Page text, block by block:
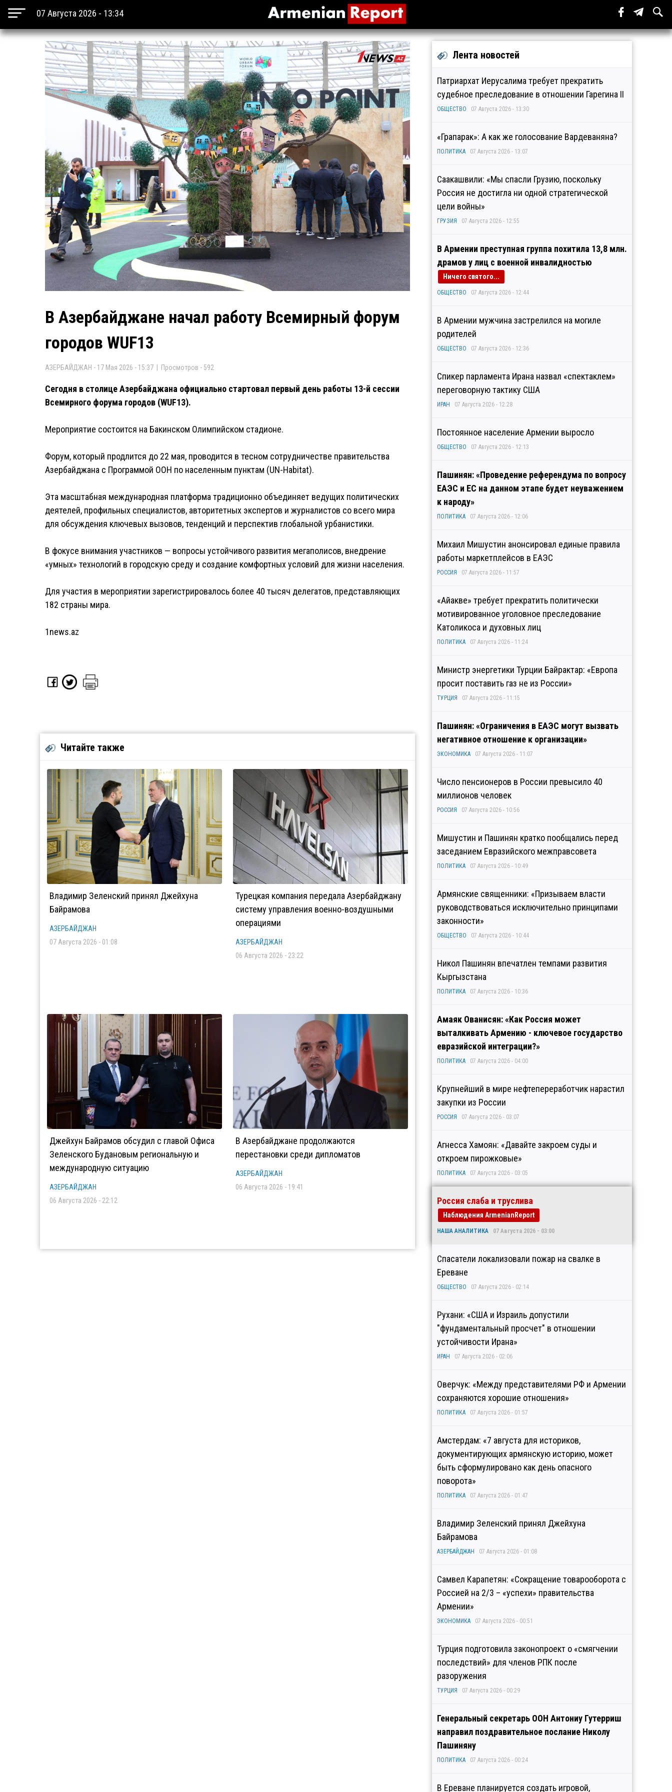
07 Августа 2026 - 13:34
В Азербайджане начал работу Всемирный форум
городов WUF13
АЗЕРБАЙДЖАН - 17 Мая 2026 - 15:37 | Просмотров - 592
Сегодня в столице Азербайджана официально стартовал первый день работы 13-й сессии
Всемирного форума городов (WUF13).
Мероприятие состоится на Бакинском Олимпийском стадионе.
Форум, который продлится до 22 мая, проводится в тесном сотрудничестве правительства
Азербайджана с Программой ООН по населенным пунктам (UN-Habitat).
Эта масштабная международная платформа традиционно объединяет ведущих политических
деятелей, профильных специалистов, авторитетных экспертов и журналистов со всего мира
для обсуждения ключевых вызовов, тенденций и перспектив глобальной урбанистики.
В фокусе внимания участников — вопросы устойчивого развития мегаполисов, внедрение
«умных» технологий в городскую среду и создание комфортных условий для жизни населения.
Для участия в мероприятии зарегистрировалось более 40 тысяч делегатов, представляющих
182 страны мира.
1news.az
Читайте также
Владимир Зеленский принял Джейхуна
Байрамова
АЗЕРБАЙДЖАН
07 Августа 2026 - 01:08
Турецкая компания передала Азербайджану
систему управления военно-воздушными
операциями
АЗЕРБАЙДЖАН
06 Августа 2026 - 23:22
Джейхун Байрамов обсудил с главой Офиса
Зеленского Будановым региональную и
международную ситуацию
АЗЕРБАЙДЖАН
06 Августа 2026 - 22:12
В Азербайджане продолжаются
перестановки среди дипломатов
АЗЕРБАЙДЖАН
06 Августа 2026 - 19:41
Лента новостей
Патриархат Иерусалима требует прекратить
судебное преследование в отношении Гарегина II
ОБЩЕСТВО 07 Августа 2026 - 13:30
«Грапарак»: А как же голосование Вардеваняна?
ПОЛИТИКА 07 Августа 2026 - 13:07
Саакашвили: «Мы спасли Грузию, поскольку
Россия не достигла ни одной стратегической
цели войны»
ГРУЗИЯ 07 Августа 2026 - 12:55
В Армении преступная группа похитила 13,8 млн.
драмов у лиц с военной инвалидностью
Ничего святого...
ОБЩЕСТВО 07 Августа 2026 - 12:44
В Армении мужчина застрелился на могиле
родителей
ОБЩЕСТВО 07 Августа 2026 - 12:36
Спикер парламента Ирана назвал «спектаклем»
переговорную тактику США
ИРАН 07 Августа 2026 - 12:28
Постоянное население Армении выросло
ОБЩЕСТВО 07 Августа 2026 - 12:13
Пашинян: «Проведение референдума по вопросу
ЕАЭС и ЕС на данном этапе будет неуважением
к народу»
ПОЛИТИКА 07 Августа 2026 - 12:06
Михаил Мишустин анонсировал единые правила
работы маркетплейсов в ЕАЭС
РОССИЯ 07 Августа 2026 - 11:57
«Айакве» требует прекратить политически
мотивированное уголовное преследование
Католикоса и духовных лиц
ПОЛИТИКА 07 Августа 2026 - 11:24
Министр энергетики Турции Байрактар: «Европа
просит поставить газ не из России»
ТУРЦИЯ 07 Августа 2026 - 11:15
Пашинян: «Ограничения в ЕАЭС могут вызвать
негативное отношение к организации»
ЭКОНОМИКА 07 Августа 2026 - 11:07
Число пенсионеров в России превысило 40
миллионов человек
РОССИЯ 07 Августа 2026 - 10:56
Мишустин и Пашинян кратко пообщались перед
заседанием Евразийского межправсовета
ПОЛИТИКА 07 Августа 2026 - 10:49
Армянские священники: «Призываем власти
руководствоваться исключительно принципами
законности»
ОБЩЕСТВО 07 Августа 2026 - 10:44
Никол Пашинян впечатлен темпами развития
Кыргызстана
ПОЛИТИКА 07 Августа 2026 - 10:36
Амаяк Ованисян: «Как Россия может
выталкивать Армению - ключевое государство
евразийской интеграции?»
ПОЛИТИКА 07 Августа 2026 - 04:00
Крупнейший в мире нефтепереработчик нарастил
закупки из России
РОССИЯ 07 Августа 2026 - 03:07
Агнесса Хамоян: «Давайте закроем суды и
откроем пирожковые»
ПОЛИТИКА 07 Августа 2026 - 03:05
Россия слаба и труслива
Наблюдения ArmenianReport
НАША АНАЛИТИКА 07 Августа 2026 - 03:00
Спасатели локализовали пожар на свалке в
Ереване
ОБЩЕСТВО 07 Августа 2026 - 02:14
Рухани: «США и Израиль допустили
"фундаментальный просчет" в отношении
устойчивости Ирана»
ИРАН 07 Августа 2026 - 02:06
Оверчук: «Между представителями РФ и Армении
сохраняются хорошие отношения»
ПОЛИТИКА 07 Августа 2026 - 01:57
Амстердам: «7 августа для историков,
документирующих армянскую историю, может
быть сформулировано как день опасного
поворота»
ПОЛИТИКА 07 Августа 2026 - 01:47
Владимир Зеленский принял Джейхуна
Байрамова
АЗЕРБАЙДЖАН 07 Августа 2026 - 01:08
Самвел Карапетян: «Сокращение товарооборота с
Россией на 2/3 – «успехи» правительства
Армении»
ЭКОНОМИКА 07 Августа 2026 - 00:51
Турция подготовила законопроект о «смягчении
последствий» для членов РПК после
разоружения
ТУРЦИЯ 07 Августа 2026 - 00:29
Генеральный секретарь ООН Антониу Гутерриш
направил поздравительное послание Николу
Пашиняну
ПОЛИТИКА 07 Августа 2026 - 00:24
В Ереване планируется создать игровой,